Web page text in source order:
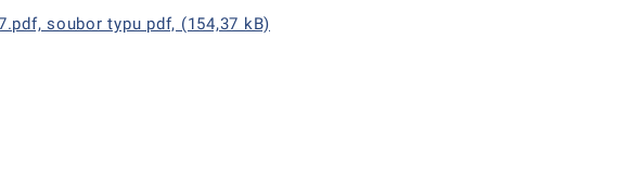
soubor typu pdf, (154,37 kB)